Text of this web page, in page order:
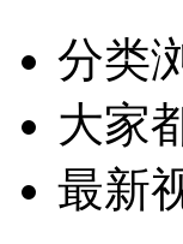
分类
大家
最新